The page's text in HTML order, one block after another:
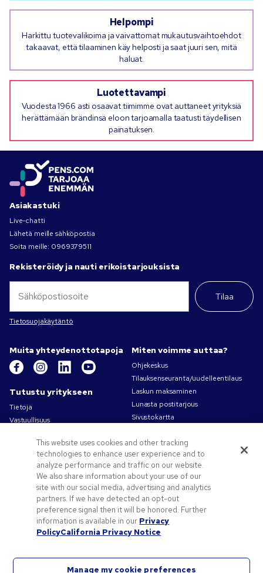
Helpompi
Harkittu tuotevalikoima ja vaivattomat mukautusvaihtoehdot
takaavat, että tilaaminen käy helposti ja saat juuri sen, mitä
haluat.
Luotettavampi
Vuodesta 1966 asti osaavat tiimimme ovat auttaneet yrityksiä
herättämään brändinsä eloon tarjoamalla taatusti täydellisen
painatuksen.
Asiakastuki
Live-chatti
Lähetä meille sähköpostia
Soita meille: 0969379511
Rekisteröidy ja nauti erikoistarjouksista
Tilaa
Tietosuojakäytäntö
Muita yhteydenottotapoja
Tutustu yritykseen
Tietoja
Vastuullisuus
Käyttöehdot
Myyntiehdot
Työpaikat – Pens.com
Tarjouksia ja tietoa
Liikelahjat
Kampanjakoodit ja kupongit
Vinkkejä painatuksen suunnitteluun
Miten voimme auttaa?
Ohjekeskus
Tilauksenseuranta/uudelleentilaus
Laskun maksaminen
Lunasta postitarjous
Sivustokartta
This website uses cookies and other tracking
technologies to enhance user experience and to
analyze performance and traffic on our website.
We also share information about your use of our
site with our social media, advertising and analytics
partners. If we have detected an opt-out
preference signal then it will be honored. Further
information is available in our Privacy
PolicyCalifornia Privacy Notice
Manage my cookie preferences